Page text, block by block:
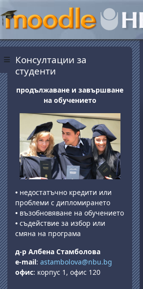
Страничен панел
Блокове
Консултации за
студенти
продължаване и завършване
на обучението
• недостатъчно кредити или
проблеми с дипломирането
• възобновяване на обучението
• съдействие за избор или
смяна на програма
д-р Албена Стамболова
e-mail: astambolova@nbu.bg
офис: корпус 1, офис 120